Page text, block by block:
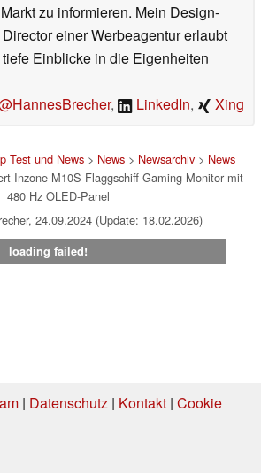
zu informieren. Mein Design-
einer Werbeagentur erlaubt
Einblicke in die Eigenheiten
, LinkedIn, Xing
Test und News> News> Newsarchiv> News
Inzone M10S Flaggschiff-Gaming-Monitor mit
480 Hz OLED-Panel
24.09.2024 (Update: 18.02.2026)
loading failed!
| Datenschutz| Kontakt| Cookie